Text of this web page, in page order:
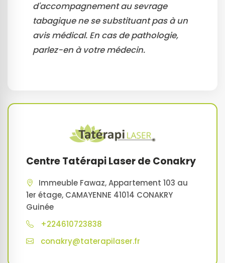
d'accompagnement au sevrage
tabagique ne se substituant pas à un
avis médical. En cas de pathologie,
parlez-en à votre médecin.
Centre Tatérapi Laser de Conakry
Immeuble Fawaz, Appartement 103 au
1er étage, CAMAYENNE 41014 CONAKRY
Guinée
+224610723838
conakry@taterapilaser.fr